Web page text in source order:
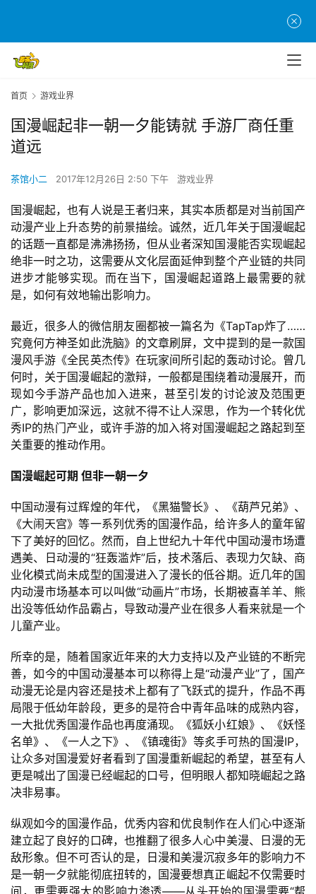
首
页
游
首页 游戏业界
国漫崛起非一朝一夕能铸就 手游厂商任重
道远
茶馆小二 2017年12月26日 2:50 下午 游戏业界
国漫崛起，也有人说是王者归来，其实本质都是对当前国产
动漫产业上升态势的前景描绘。诚然，近几年关于国漫崛起
的话题一直都是沸沸扬扬，但从业者深知国漫能否实现崛起
绝非一时之功，这需要从文化层面延伸到整个产业链的共同
进步才能够实现。而在当下，国漫崛起道路上最需要的就
是，如何有效地输出影响力。
最近，很多人的微信朋友圈都被一篇名为《TapTap炸了……
究竟何方神圣如此洗脑》的文章刷屏，文中提到的是一款国
漫风手游《全民英杰传》在玩家间所引起的轰动讨论。曾几
何时，关于国漫崛起的激辩，一般都是围绕着动漫展开，而
现如今手游产品也加入进来，甚至引发的讨论波及范围更
广，影响更加深远，这就不得不让人深思，作为一个转化优
秀IP的热门产业，或许手游的加入将对国漫崛起之路起到至
关重要的推动作用。
国漫崛起可期 但非一朝一夕
中国动漫有过辉煌的年代，《黑猫警长》、《葫芦兄弟》、
《大闹天宫》等一系列优秀的国漫作品，给许多人的童年留
下了美好的回忆。然而，自上世纪九十年代中国动漫市场遭
遇美、日动漫的“狂轰滥炸”后，技术落后、表现力欠缺、商
业化模式尚未成型的国漫进入了漫长的低谷期。近几年的国
内动漫市场基本可以叫做“动画片”市场，长期被喜羊羊、熊
出没等低幼作品霸占，导致动漫产业在很多人看来就是一个
儿童产业。
所幸的是，随着国家近年来的大力支持以及产业链的不断完
善，如今的中国动漫基本可以称得上是“动漫产业”了，国产
动漫无论是内容还是技术上都有了飞跃式的提升，作品不再
局限于低幼年龄段，更多的是符合中青年品味的成熟内容，
一大批优秀国漫作品也再度涌现。《狐妖小红娘》、《妖怪
名单》、《一人之下》、《镇魂街》等炙手可热的国漫IP，
让众多对国漫爱好者看到了国漫重新崛起的希望，甚至有人
更是喊出了国漫已经崛起的口号，但明眼人都知晓崛起之路
决非易事。
纵观如今的国漫作品，优秀内容和优良制作在人们心中逐渐
建立起了良好的口碑，也推翻了很多人心中美漫、日漫的无
敌形象。但不可否认的是，日漫和美漫沉寂多年的影响力不
是一朝一夕就能彻底扭转的，国漫要想真正崛起不仅需要时